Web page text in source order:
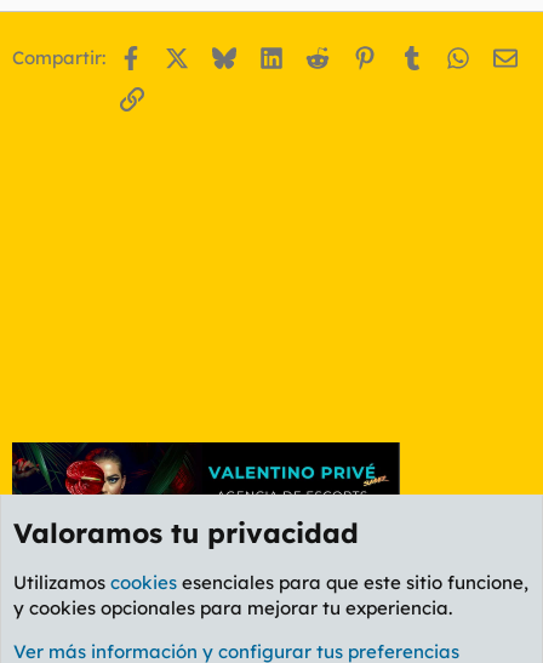
Compartir: Facebook BlueskyLinkedIn
Reddit Pinterest
Tumblr
Enlace
Foro General
Valoramos tu privacidad
Utilizamos cookies esenciales para que este sitio funcione,
y cookies opcionales para mejorar tu experiencia.
Ver más información y configurar tus preferencias